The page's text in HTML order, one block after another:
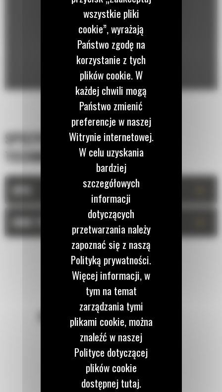
SPECYFIKACJA
TECHNICZNA
DANE TECHNICZNE
POZOSTAŃMY W KONTAKCIE
Zadzwoń do nas
wszystkie pliki
cookie”, wyrażają
Państwo zgodę na
korzystanie z tych
plików cookie. W
każdej chwili mogą
Państwo zmienić
preferencje w naszej
Witrynie internetowej.
W celu uzyskania
bardziej
szczegółowych
informacji
dotyczących
przetwarzania należy
zapoznać się z naszą
Polityką prywatności.
Więcej informacji, w
tym na temat
zarządzania tymi
plikami cookie, można
znaleźć w naszej
Polityce dotyczącej
plików cookie
dostępnej tutaj.